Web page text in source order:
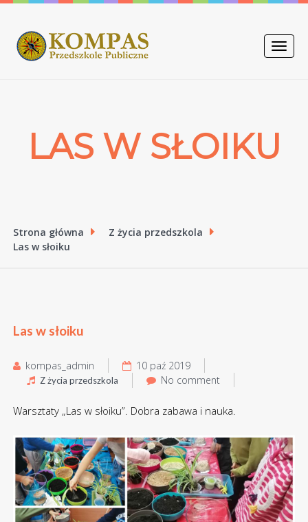
Toggle
LAS W SŁOIKU
Strona główna
Z życia przedszkola
Las w słoiku
Las w słoiku
kompas_admin 10 paź 2019
Z życia przedszkola No comment
Warsztaty „Las w słoiku”. Dobra zabawa i nauka.